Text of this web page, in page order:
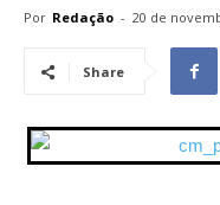
Por Redação - 20 de
Share